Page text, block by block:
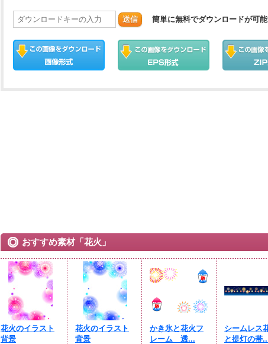
送信 簡単に無料でダウンロードが可
おすすめ素材「花火」
花火のイラスト
背景
花火のイラスト
背景
かき氷と花火フ
レーム 透...
シームレス
と提灯の帯